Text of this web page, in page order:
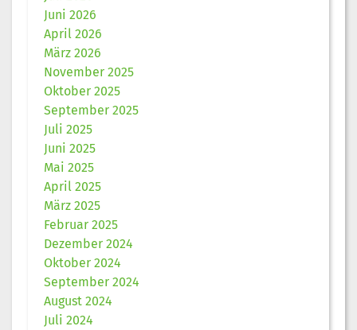
Juni 2026
April 2026
März 2026
November 2025
Oktober 2025
September 2025
Juli 2025
Juni 2025
Mai 2025
April 2025
März 2025
Februar 2025
Dezember 2024
Oktober 2024
September 2024
August 2024
Juli 2024